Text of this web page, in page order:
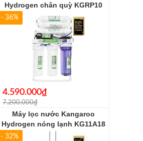
Hydrogen chân quỳ KGRP10
- 36%
4.590.000₫
7.200.000₫
Máy lọc nước Kangaroo
Hydrogen nóng lạnh KG11A18
(KG11A8)
- 32%